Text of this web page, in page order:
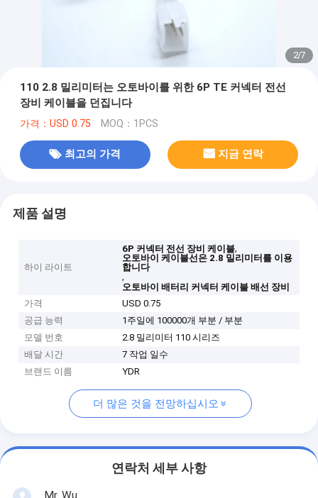
2/7
110 2.8 밀리미터는 오토바이를 위한 6P TE 커넥터 전선
장비 케이블을 던집니다
가격：USD 0.75 MOQ：1PCS
최고의 가격 지금 연락
제품 설명
하이 라이트
6P 커넥터 전선 장비 케이블,
오토바이 케이블선은 2.8 밀리미터를 이용
합니다
,
오토바이 배터리 커넥터 케이블 배선 장비
가격
USD 0.75
공급 능력
1주일에 100000개 부분 / 부분
모델 번호
2.8 밀리미터 110 시리즈
배달 시간
7 작업 일수
브랜드 이름
YDR
더 많은 것을 전망하십시오
연락처 세부 사항
Mr. Wu